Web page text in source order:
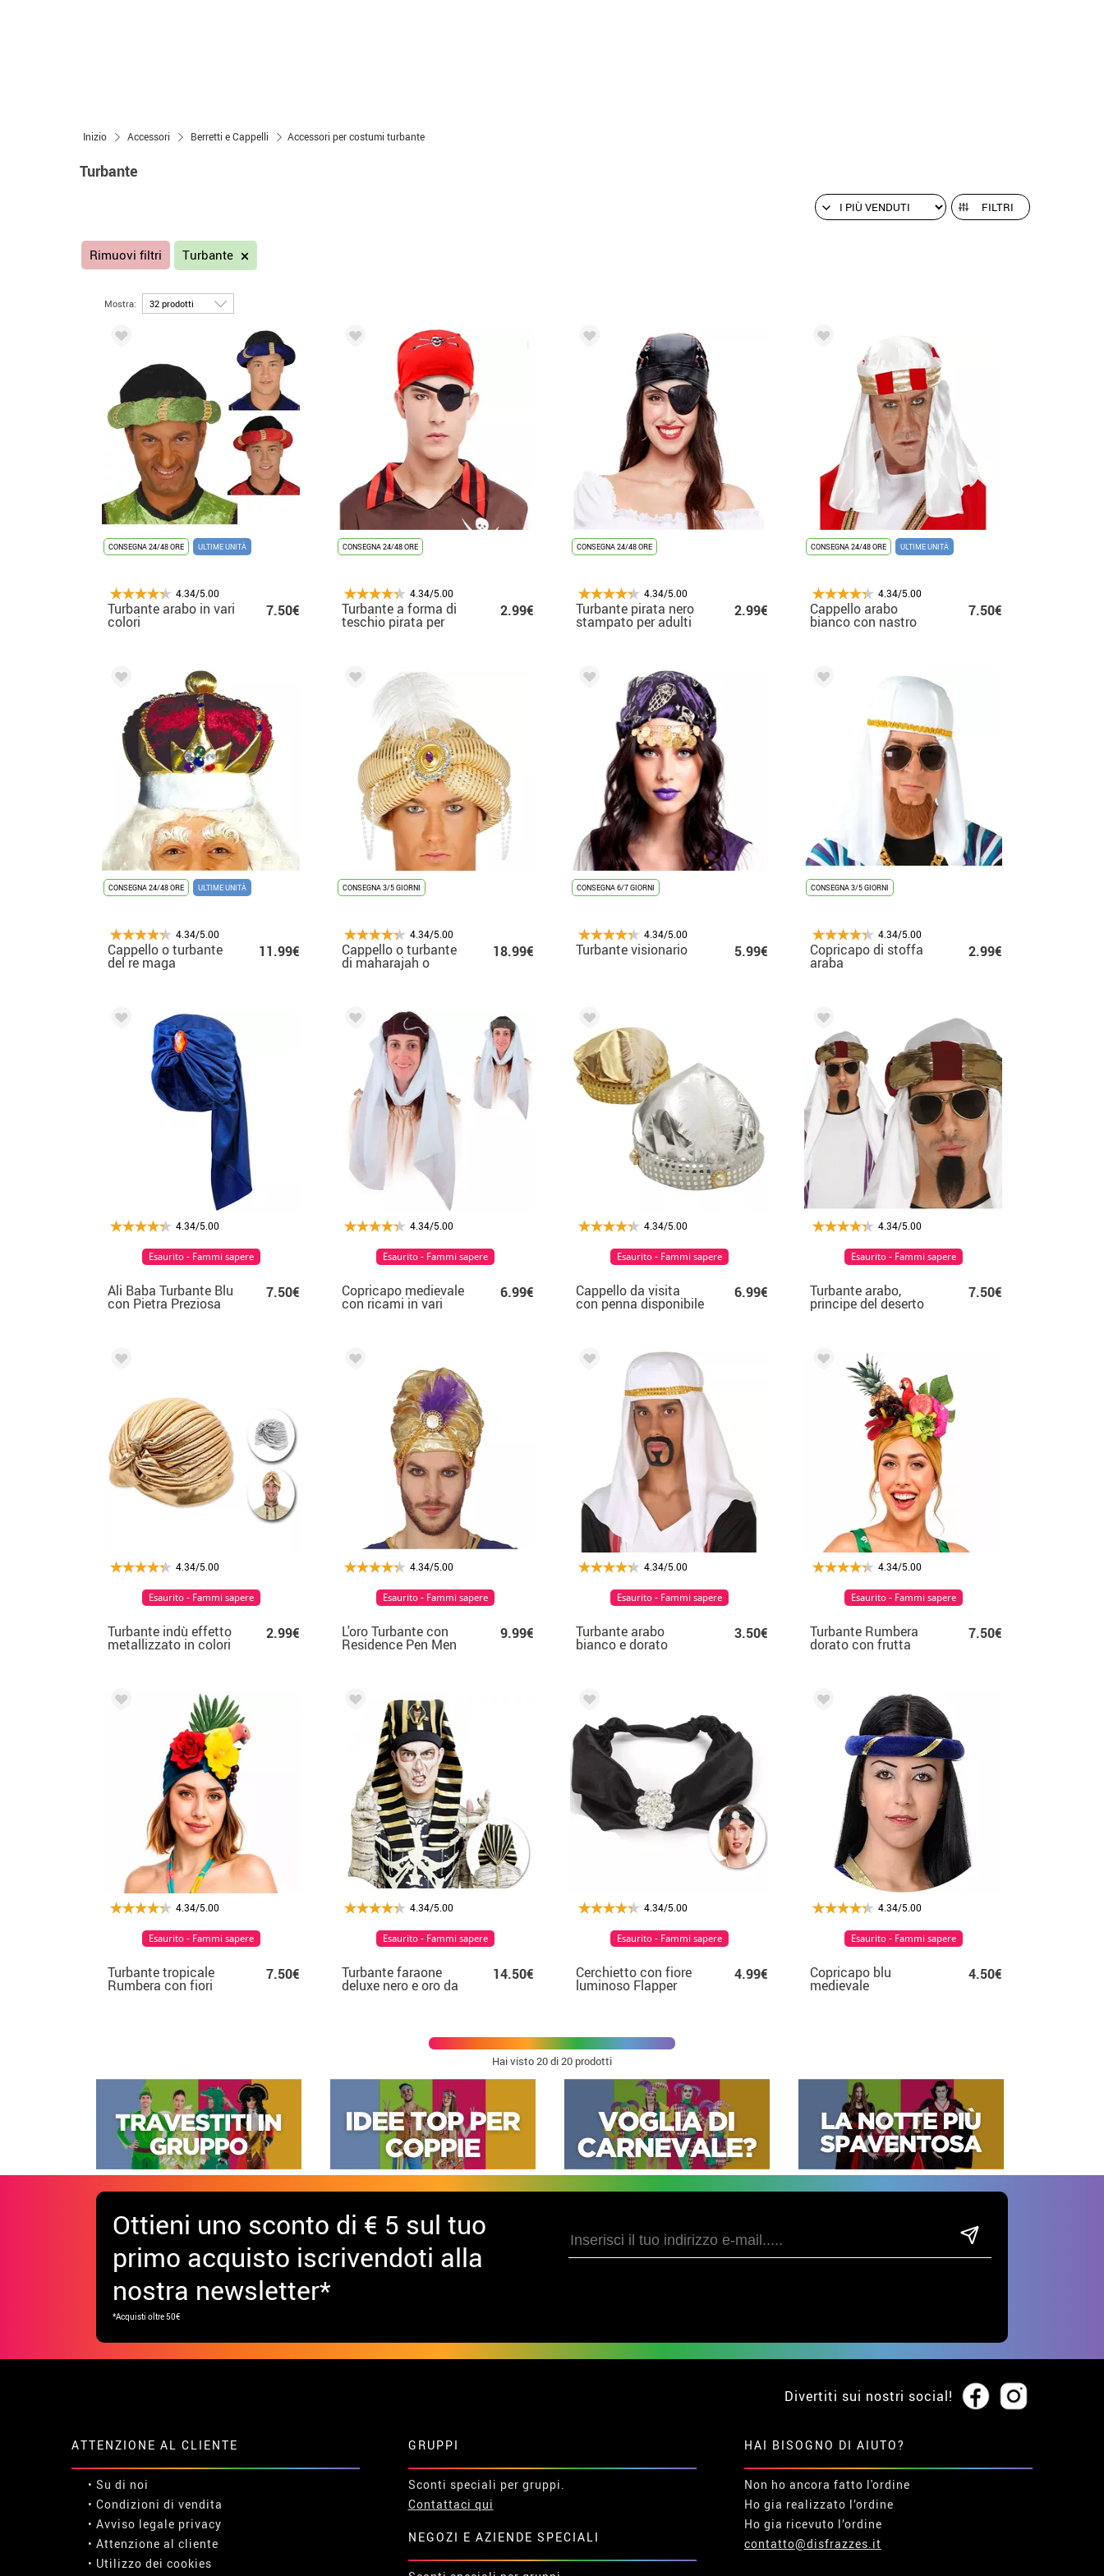
Inizio Accessori Berretti e Cappelli Accessori per costumi turbante
Turbante
FILTRI
Rimuovi filtri Turbante
Mostra:
CONSEGNA 24/48 ORE ULTIME UNITÀ
4.34/5.00
Turbante arabo in vari
colori
7.50€
CONSEGNA 24/48 ORE
4.34/5.00
Turbante a forma di
teschio pirata per
adulti in colori
2.99€
CONSEGNA 24/48 ORE
4.34/5.00
Turbante pirata nero
stampato per adulti
2.99€
CONSEGNA 24/48 ORE ULTIME UNITÀ
4.34/5.00
Cappello arabo
bianco con nastro
7.50€
CONSEGNA 24/48 ORE ULTIME UNITÀ
4.34/5.00
Cappello o turbante
del re maga
11.99€
CONSEGNA 3/5 GIORNI
4.34/5.00
Cappello o turbante
di maharajah o
pagina reale
18.99€
CONSEGNA 6/7 GIORNI
4.34/5.00
Turbante visionario 5.99€
CONSEGNA 3/5 GIORNI
4.34/5.00
Copricapo di stoffa
araba
2.99€
4.34/5.00
Ali Baba Turbante Blu
con Pietra Preziosa
7.50€
Esaurito - Fammi sapere
4.34/5.00
Copricapo medievale
con ricami in vari
6.99€
Esaurito - Fammi sapere
4.34/5.00
Cappello da visita
con penna disponibile
in 2 colori di 58 cm
6.99€
Esaurito - Fammi sapere
4.34/5.00
Turbante arabo,
principe del deserto
7.50€
Esaurito - Fammi sapere
4.34/5.00
Turbante indù effetto
metallizzato in colori
2.99€
Esaurito - Fammi sapere
4.34/5.00
L'oro Turbante con
Residence Pen Men
9.99€
Esaurito - Fammi sapere
4.34/5.00
Turbante arabo
bianco e dorato
3.50€
Esaurito - Fammi sapere
4.34/5.00
Turbante Rumbera
dorato con frutta
7.50€
Esaurito - Fammi sapere
4.34/5.00
Turbante tropicale
Rumbera con fiori
7.50€
Esaurito - Fammi sapere
4.34/5.00
Turbante faraone
deluxe nero e oro da
14.50€
Esaurito - Fammi sapere
4.34/5.00
Cerchietto con fiore
luminoso Flapper
4.99€
Esaurito - Fammi sapere
4.34/5.00
Copricapo blu
medievale
4.50€
Esaurito - Fammi sapere
Hai visto20di 20 prodotti
Ottieni uno sconto di € 5 sul tuo
primo acquisto iscrivendoti alla
nostra newsletter*
*Acquisti oltre 50€
Divertiti sui nostri social!
ATTENZIONE AL CLIENTE
• Su di noi
• Condizioni di vendita
• Avviso legale privacy
• Attenzione al cliente
• Utilizzo dei cookies
GRUPPI
Sconti speciali per gruppi.
Contattaci qui
NEGOZI E AZIENDE SPECIALI
HAI BISOGNO DI AIUTO?
Non ho ancora fatto l'ordine
Ho gia realizzato l’ordine
Ho gia ricevuto l’ordine
contatto@disfrazzes.it